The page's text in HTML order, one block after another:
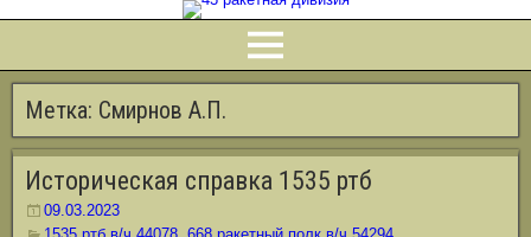
Метка: Смирнов А.П.
Историческая справка 1535 ртб
09.03.2023